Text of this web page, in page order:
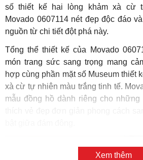
số thiết kế hai lòng khảm xà cừ
Movado 0607114 nét đẹp độc đáo
nguồn từ chi tiết đột phá này.
Tổng thể thiết kế của Movado
món trang sức sang trọng mang
hợp cùng phần mặt số Museum thiết
xà cừ tự nhiên màu trắng tinh tế.
mẫu đồng hồ dành riêng cho
Xem thêm